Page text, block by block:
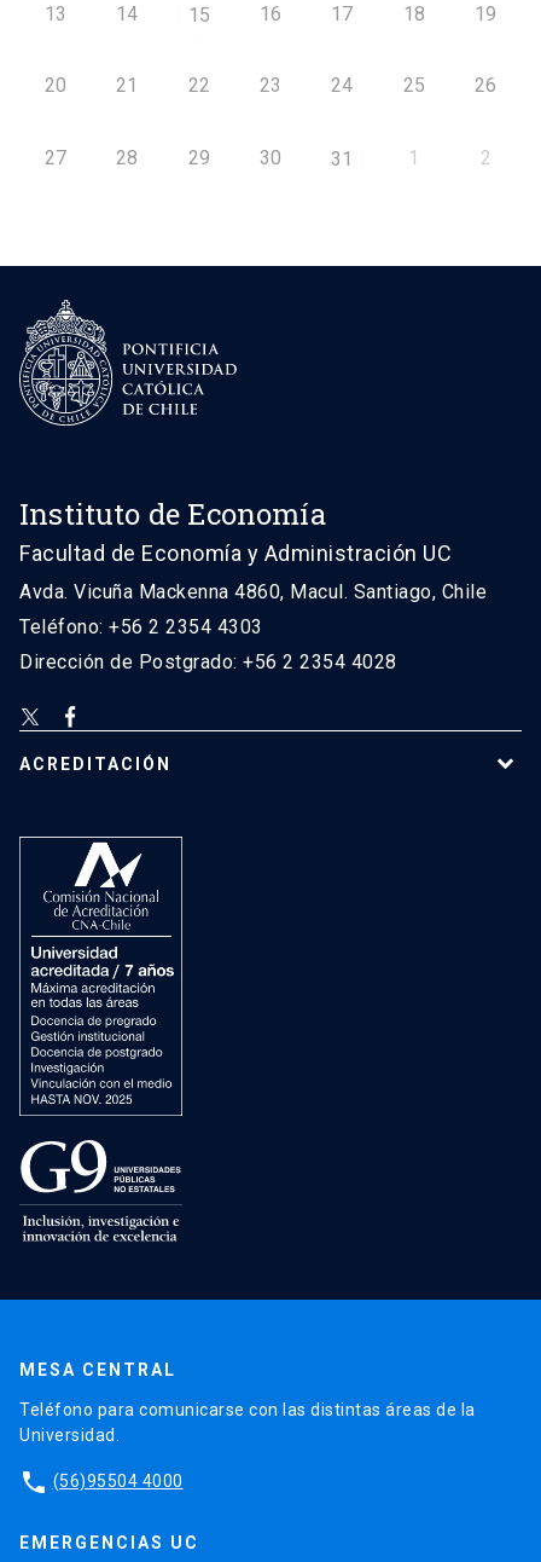
13 14 15 16 17 18 19
20 21 22 23 24 25 26
27 28 29 30 31 1 2
Instituto de Economía
Facultad de Economía y Administración UC
Avda. Vicuña Mackenna 4860, Macul. Santiago, Chile
Teléfono: +56 2 2354 4303
Dirección de Postgrado: +56 2 2354 4028
ACREDITACIÓN
MESA CENTRAL
Teléfono para comunicarse con las distintas áreas de la
Universidad.
phone (56)95504 4000
EMERGENCIAS UC